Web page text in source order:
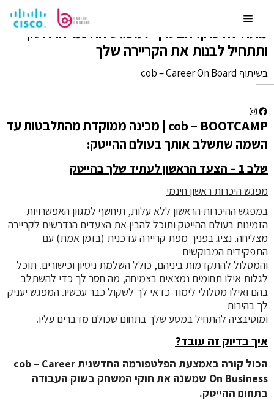
לתוכןMenu
ההזדמנות שלך להשתלב בתחום ההייטק
מתחילה כאן! הצטרף למפגש החינמי הראשון
ותתחיל לבנות את הקריירה שלך
בשיתוף cob – Career On Board
Facebook
Instagram
cob – BOOTCAMP | מכינה ממוקדת מהתלבטות עד
השמה שתשלב אותך בעולם ההייטק:
שלב 1 – הצעד הראשון לעתיד שלך בהייטק
מפגש היכרות ראשון חינמי
במפגש ההיכרות הראשון ללא עלות, תיחשף למגוון האפשרויות
הזמינות בעולם ההייטק ותוכל להבין את הצעדים הנדרשים לקריירה
מצליחה. נציג בפניך מפת קריירה עדכנית (בזמן אמת) עם
התפקידים המבוקשים
והמסלול להתקדמות ביניהם, כולל השלמת ניסיון וכישורים. תוכל
לגלות אילו תחומים נמצאים בצמיחה, מה חסר לך כדי להשתלב
בהם ואילו מסלולי לימוד כדאי לך לשקול כבר עכשיו. המפגש יעניק
לך בהירות
ומוטיבציה להתחיל במסע שלך בתחום שכולם מדברים עליו.
איך בדיוק זה עובד?
הכול קורה באמצעת הפלטפורמה החדשנית cob – Career
On Business שמשנה את חוקי המשחק בשוק העבודה
בתחום ההייטק.